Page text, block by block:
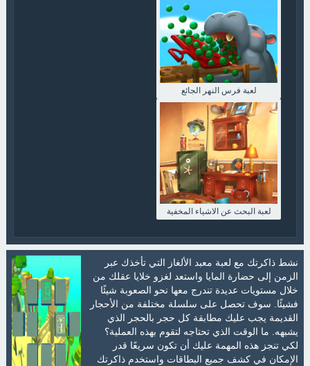
لعبة فرس النهر الجائع
لعبة البحث عن الاشياء المخفية
نشط ذاكرتك مع لعبة معبد الألغاز التي تأخذك عبر
الزمن إلى حضارة المايا واستعد لغزو خلايا عقلك من
خلال مستويات عديدة تندرج معها نحو الصعوبة شيئًا
فشيئًا. سوف تحصل على سلسلة مختلفة من الأحجار
القديمة يجب عليك مطابقة كل حجر بالحجر الذي
يشبهه. ما الوقت الذي تحتاجه لتقوم بهذه العملية؟
لكي تنجز هذه المهمة عليك أن تكون سريعًا قدر
الإمكان في كشف جميع البطاقات واستخدم ذاكرتك